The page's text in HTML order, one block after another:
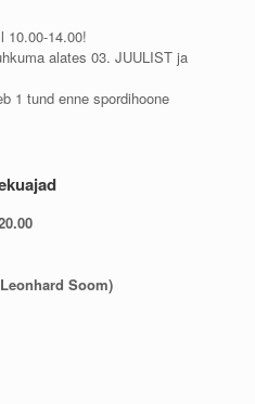
10.00-14.00!
alates 03. JUULIST ja
1 tund enne spordihoone
Soom)